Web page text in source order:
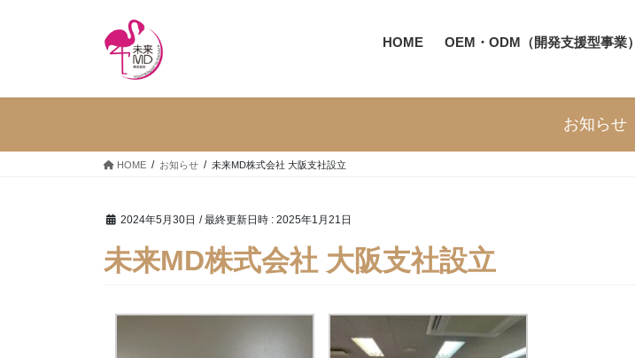
ツ
シ
HOME OEM・ODM（開発支援型事業）
お知らせ
HOME お知らせ 未来MD株式会社 大阪支社設立
2024年5月30日 / 最終更新日時 : 2025年1月21日
未来MD株式会社 大阪支社設立